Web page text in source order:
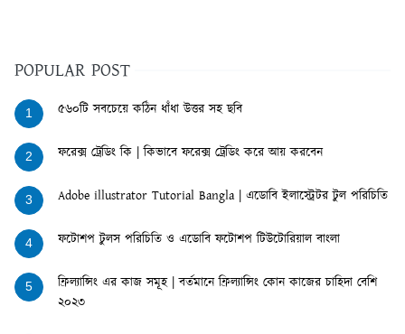
POPULAR POST
1 ৫৬০টি সবচেয়ে কঠিন ধাঁধা উত্তর সহ ছবি
2 ফরেক্স ট্রেডিং কি | কিভাবে ফরেক্স ট্রেডিং করে আয় করবেন
3 Adobe illustrator Tutorial Bangla | এডোবি ইলাস্ট্রেটর টুল পরিচিতি
4 ফটোশপ টুলস পরিচিতি ও এডোবি ফটোশপ টিউটোরিয়াল বাংলা
5
ফ্রিল্যান্সিং এর কাজ সমূহ | বর্তমানে ফ্রিল্যান্সিং কোন কাজের চাহিদা বেশি
২০২৩